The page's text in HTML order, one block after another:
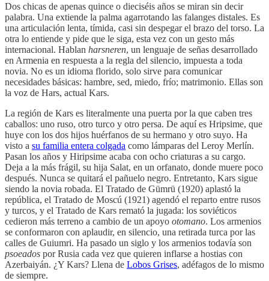
Dos chicas de apenas quince o dieciséis años se miran sin decir
palabra. Una extiende la palma agarrotando las falanges distales. Es
una articulación lenta, tímida, casi sin despegar el brazo del torso. La
otra lo entiende y pide que le siga, esta vez con un gesto más
internacional. Hablan harsneren, un lenguaje de señas desarrollado
en Armenia en respuesta a la regla del silencio, impuesta a toda
novia. No es un idioma florido, solo sirve para comunicar
necesidades básicas: hambre, sed, miedo, frío; matrimonio. Ellas son
la voz de Hars, actual Kars.
La región de Kars es literalmente una puerta por la que caben tres
caballos: uno ruso, otro turco y otro persa. De aquí es Hripsime, que
huye con los dos hijos huérfanos de su hermano y otro suyo. Ha
visto a su familia entera colgada como lámparas del Leroy Merlín.
Pasan los años y Hiripsime acaba con ocho criaturas a su cargo.
Deja a la más frágil, su hija Salat, en un orfanato, donde muere poco
después. Nunca se quitará el pañuelo negro. Entretanto, Kars sigue
siendo la novia robada. El Tratado de Gümrü (1920) aplastó la
república, el Tratado de Moscú (1921) agendó el reparto entre rusos
y turcos, y el Tratado de Kars remató la jugada: los soviéticos
cedieron más terreno a cambio de un apoyo otomano. Los armenios
se conformaron con aplaudir, en silencio, una retirada turca por las
calles de Guiumri. Ha pasado un siglo y los armenios todavía son
psoeados por Rusia cada vez que quieren inflarse a hostias con
Azerbaiyán. ¿Y Kars? Llena de Lobos Grises, adéfagos de lo mismo
de siempre.